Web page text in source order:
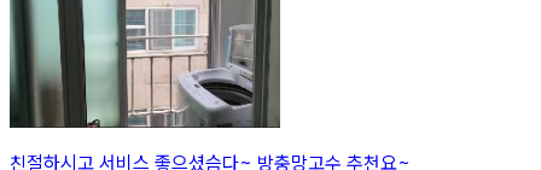
친절하시고 서비스 좋으셨슴다~ 방충망고수 추천요~